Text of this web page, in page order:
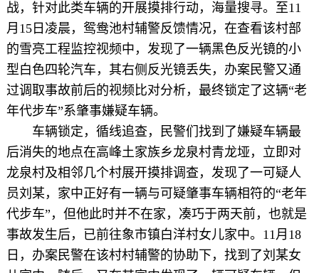
战，针对此类车辆的开展摸排行动，海量搜寻。至11
月15日凌晨，鸳鸯池村辅警反馈情况，在查看该村部
的雪亮工程监控视频中，发现了一辆黑色反光镜的小
型白色四轮汽车，其右侧反光镜丢失，办案民警又通
过调取事故前后的视频比对分析，最终锁定了这辆“老
年代步车”系肇事嫌疑车辆。
车辆锁定，循线追查，民警们找到了嫌疑车辆最
后消失的地点在高峰土家族乡龙泉村青龙垭，立即对
龙泉村及相邻几个村展开摸排调查，发现了一可疑人
员刘某，家中正好有一辆与可疑肇事车辆相符的“老年
代步车”，但他此时并不在家，凑巧于两天前，也就是
事故发生后，已前往象市镇白洋村女儿家中。11月18
日，办案民警在该村村辅警的协助下，找到了刘某女